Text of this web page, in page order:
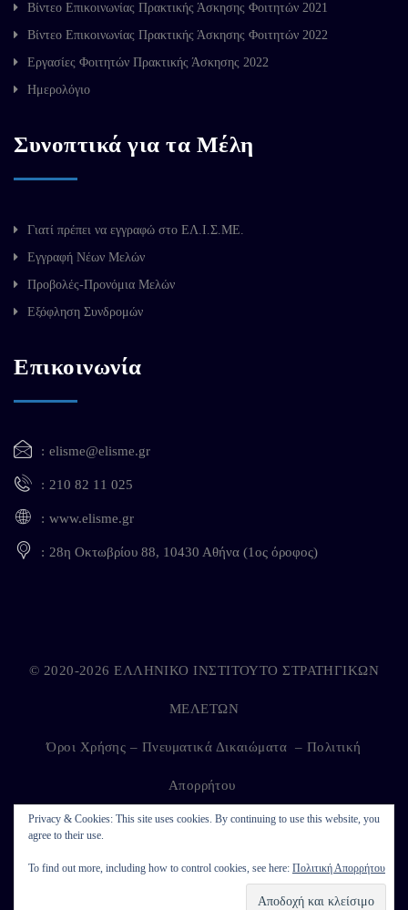
Βίντεο Επικοινωνίας Πρακτικής Άσκησης Φοιτητών 2021
Βίντεο Επικοινωνίας Πρακτικής Άσκησης Φοιτητών 2022
Εργασίες Φοιτητών Πρακτικής Άσκησης 2022
Ημερολόγιο
Συνοπτικά για τα Μέλη
Γιατί πρέπει να εγγραφώ στο ΕΛ.Ι.Σ.ΜΕ.
Εγγραφή Νέων Μελών
Προβολές-Προνόμια Μελών
Εξόφληση Συνδρομών
Επικοινωνία
elisme@elisme.gr
210 82 11 025
www.elisme.gr
28η Οκτωβρίου 88, 10430 Αθήνα (1ος όροφος)
Privacy & Cookies: This site uses cookies. By continuing to use this website, you
agree to their use.
To find out more, including how to control cookies, see here: Πολιτική Απορρήτου
© 2020-2026 ΕΛΛΗΝΙΚΟ ΙΝΣΤΙΤΟΥΤΟ ΣΤΡΑΤΗΓΙΚΩΝ
ΜΕΛΕΤΩΝ
Όροι Χρήσης – Πνευματικά Δικαιώματα – Πολιτική
Απορρήτου
Developed by